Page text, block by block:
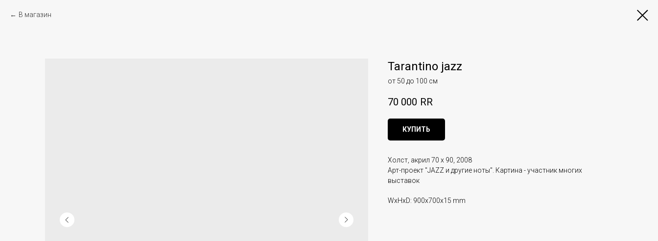
В магазин
Tarantino jazz
от 50 до 100 см
70 000 RR
КУПИТЬ
Холст, акрил 70 x 90, 2008
Арт-проект "JAZZ и другие ноты". Картина - участник многих
выставок
WxHxD: 900x700x15 mm